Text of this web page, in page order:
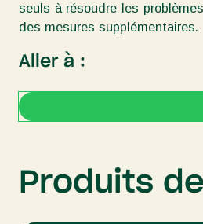
seuls à résoudre les
des mesures supplémentaires.
Aller à :
Produits